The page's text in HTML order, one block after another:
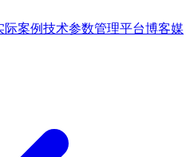
际案例技术参数管理平台博客媒